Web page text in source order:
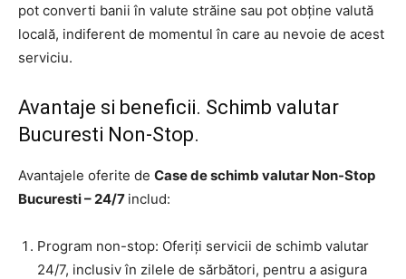
pot converti banii în valute străine sau pot obține valută
locală, indiferent de momentul în care au nevoie de acest
serviciu.
Avantaje si beneficii. Schimb valutar
Bucuresti Non-Stop.
Avantajele oferite de Case de schimb valutar Non-Stop
Bucuresti – 24/7 includ:
Program non-stop: Oferiți servicii de schimb valutar
24/7, inclusiv în zilele de sărbători, pentru a asigura